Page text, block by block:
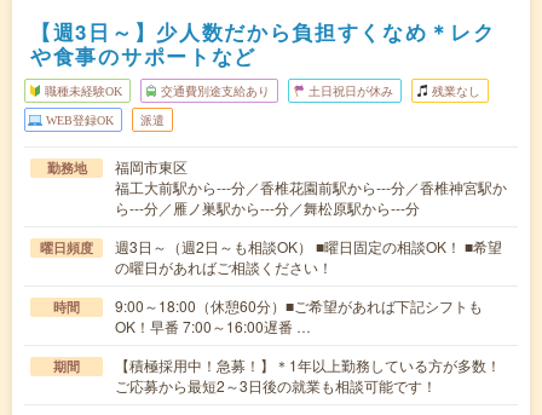
【週3日～】少人数だから負担すくなめ＊レク
や食事のサポートなど
職種未経験OK 交通費別途支給あり 土日祝日が休み 残業なし
WEB登録OK 派遣
勤務地
福岡市東区
福工大前駅から---分／香椎花園前駅から---分／香椎神宮駅か
ら---分／雁ノ巣駅から---分／舞松原駅から---分
曜日頻度
週3日～（週2日～も相談OK） ■曜日固定の相談OK！ ■希望
の曜日があればご相談ください！
時間
9:00～18:00（休憩60分）■ご希望があれば下記シフトも
OK！早番 7:00～16:00遅番 …
期間
【積極採用中！急募！】＊1年以上勤務している方が多数！
ご応募から最短2～3日後の就業も相談可能です！